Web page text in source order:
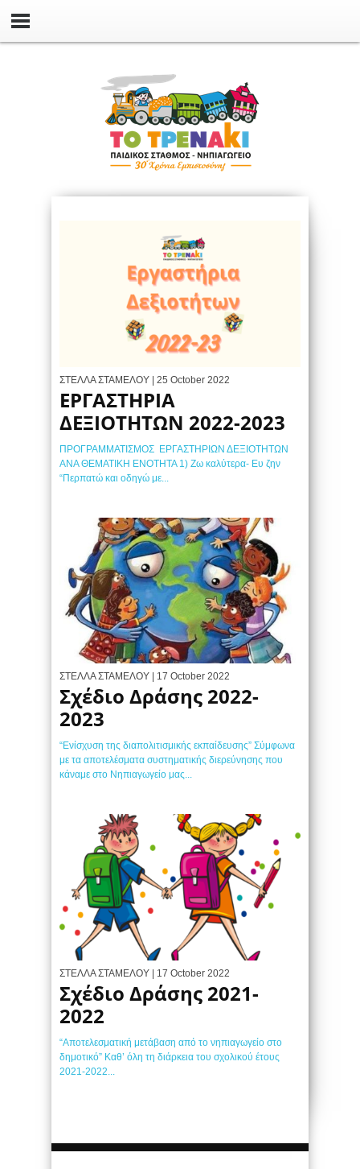
ΣΤΕΛΛΑ ΣΤΑΜΕΛΟΥ | 25 October 2022
ΕΡΓΑΣΤΗΡΙΑ
ΔΕΞΙΟΤΗΤΩΝ 2022-2023
ΠΡΟΓΡΑΜΜΑΤΙΣΜΟΣ ΕΡΓΑΣΤΗΡΙΩΝ ΔΕΞΙΟΤΗΤΩΝ
ΑΝΑ ΘΕΜΑΤΙΚΗ ΕΝΟΤΗΤΑ 1) Ζω καλύτερα- Ευ ζην
“Περπατώ και οδηγώ με...
ΣΤΕΛΛΑ ΣΤΑΜΕΛΟΥ | 17 October 2022
Σχέδιο Δράσης 2022-
2023
“Ενίσχυση της διαπολιτισμικής εκπαίδευσης” Σύμφωνα
με τα αποτελέσματα συστηματικής διερεύνησης που
κάναμε στο Νηπιαγωγείο μας...
ΣΤΕΛΛΑ ΣΤΑΜΕΛΟΥ | 17 October 2022
Σχέδιο Δράσης 2021-
2022
“Αποτελεσματική μετάβαση από το νηπιαγωγείο στο
δημοτικό” Καθ’ όλη τη διάρκεια του σχολικού έτους
2021-2022...